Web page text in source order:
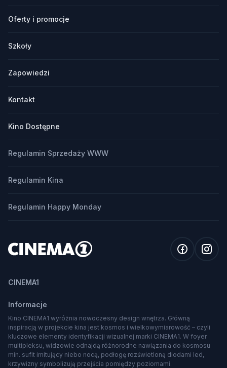
Oferty i promocje
Szkoły
Zapowiedzi
Kontakt
Kino Dostępne
Regulamin Sprzedaży WWW
Regulamin Kina
Regulamin Happy Monday
CINEMA1
Informacje
Kino CINEMA1 wyróżnia nowoczesny design wnętrza. Główną
inspiracją w projekcie kina jest kosmos i wielkowymiarowość – czyli
kluczowe elementy identyfikacji wizualnej marki CINEMA1. W foyer
multipleksu, widzowie odnajdą różnorodne nawiązania do kosmosu
min. sufit imitujący niebo nocą, podłogę rozświetloną diodami led,
krzywizny symbolizują przejścia pomiędzy poziomami.